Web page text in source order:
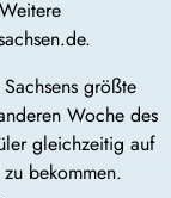
größte
Woche des
gleichzeitig auf
bekommen.